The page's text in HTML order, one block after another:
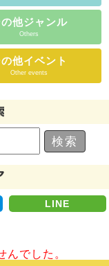
の他ジャンル
Others
他イベント
Other events
LINE
んでした。